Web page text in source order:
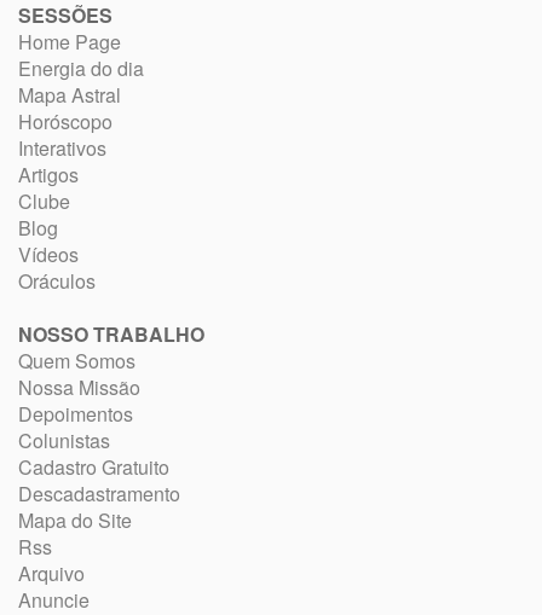
SESSÕES
Home Page
Energia do dia
Mapa Astral
Horóscopo
Interativos
Artigos
Clube
Blog
Vídeos
Oráculos
NOSSO TRABALHO
Quem Somos
Nossa Missão
Depoimentos
Colunistas
Cadastro Gratuito
Descadastramento
Mapa do Site
Rss
Arquivo
Anuncie